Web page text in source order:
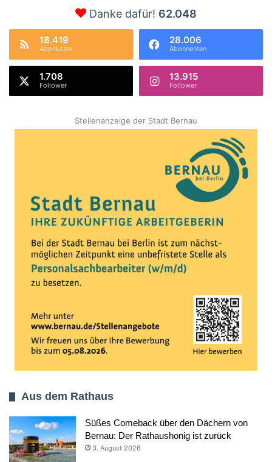
Danke dafür! 62.048
18.419
AppNutzer
28.006
Abonnenten
1.708
Follower
13.915
Follower
Stellenanzeige der Stadt Bernau
Aus dem Rathaus
Süßes Comeback über den Dächern von
Bernau: Der Rathaushonig ist zurück
3. August 2026